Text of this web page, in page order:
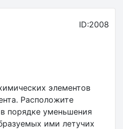
ID:2008
элементов
Расположите
порядке уменьшения
ими летучих